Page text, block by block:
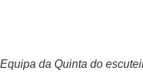
Equipa da Quinta do